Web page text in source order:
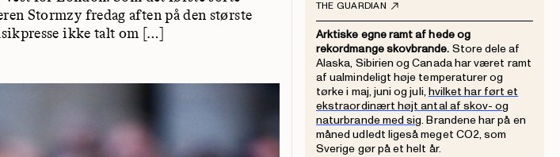
Stormzy fredag aften på den største
ikke talt om […]
THE GUARDIAN
Arktiske egne ramt af hede og
rekordmange skovbrande. Store dele af
Alaska, Sibirien og Canada har været ramt
af ualmindeligt høje temperaturer og
tørke i maj, juni og juli, hvilket har ført et
ekstraordinært højt antal af skov- og
naturbrande med sig. Brandene har på en
måned udledt ligeså meget CO2, som
Sverige gør på et helt år.